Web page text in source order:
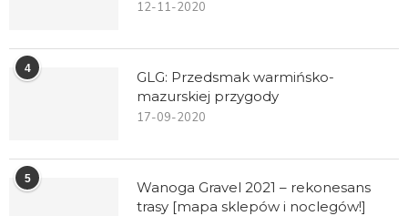
12-11-2020
4
GLG: Przedsmak warmińsko-
mazurskiej przygody
17-09-2020
5
Wanoga Gravel 2021 – rekonesans
trasy [mapa sklepów i noclegów!]